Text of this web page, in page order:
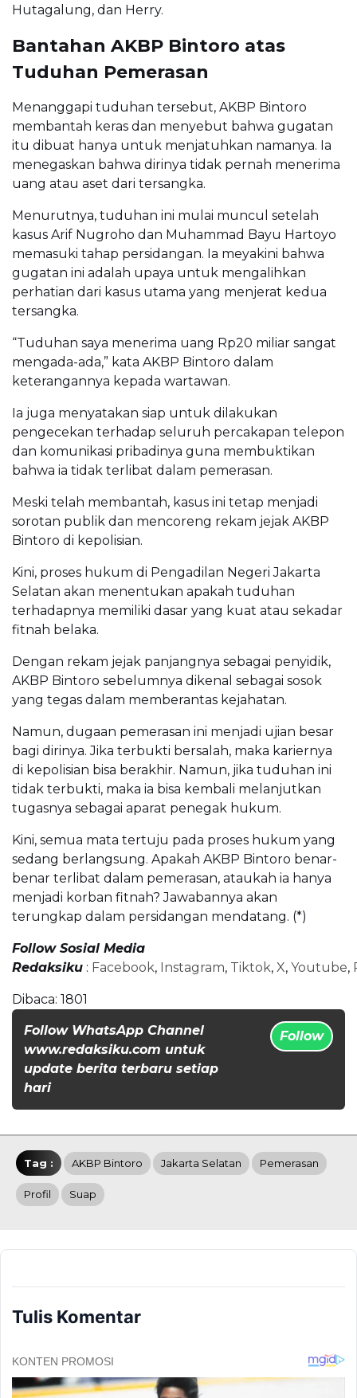
Hutagalung, dan Herry.
Bantahan AKBP Bintoro atas
Tuduhan Pemerasan
Menanggapi tuduhan tersebut, AKBP Bintoro
membantah keras dan menyebut bahwa gugatan
itu dibuat hanya untuk menjatuhkan namanya. Ia
menegaskan bahwa dirinya tidak pernah menerima
uang atau aset dari tersangka.
Menurutnya, tuduhan ini mulai muncul setelah
kasus Arif Nugroho dan Muhammad Bayu Hartoyo
memasuki tahap persidangan. Ia meyakini bahwa
gugatan ini adalah upaya untuk mengalihkan
perhatian dari kasus utama yang menjerat kedua
tersangka.
“Tuduhan saya menerima uang Rp20 miliar sangat
mengada-ada,” kata AKBP Bintoro dalam
keterangannya kepada wartawan.
Ia juga menyatakan siap untuk dilakukan
pengecekan terhadap seluruh percakapan telepon
dan komunikasi pribadinya guna membuktikan
bahwa ia tidak terlibat dalam pemerasan.
Meski telah membantah, kasus ini tetap menjadi
sorotan publik dan mencoreng rekam jejak AKBP
Bintoro di kepolisian.
Kini, proses hukum di Pengadilan Negeri Jakarta
Selatan akan menentukan apakah tuduhan
terhadapnya memiliki dasar yang kuat atau sekadar
fitnah belaka.
Dengan rekam jejak panjangnya sebagai penyidik,
AKBP Bintoro sebelumnya dikenal sebagai sosok
yang tegas dalam memberantas kejahatan.
Namun, dugaan pemerasan ini menjadi ujian besar
bagi dirinya. Jika terbukti bersalah, maka kariernya
di kepolisian bisa berakhir. Namun, jika tuduhan ini
tidak terbukti, maka ia bisa kembali melanjutkan
tugasnya sebagai aparat penegak hukum.
Kini, semua mata tertuju pada proses hukum yang
sedang berlangsung. Apakah AKBP Bintoro benar-
benar terlibat dalam pemerasan, ataukah ia hanya
menjadi korban fitnah? Jawabannya akan
terungkap dalam persidangan mendatang. (*)
Follow Sosial Media
Redaksiku : Facebook, Instagram, Tiktok, X, Youtube,
Dibaca: 1801
Follow WhatsApp Channel
www.redaksiku.com untuk
update berita terbaru setiap
hari
Follow
Tag : AKBP Bintoro Jakarta Selatan Pemerasan
Profil Suap
Tulis Komentar